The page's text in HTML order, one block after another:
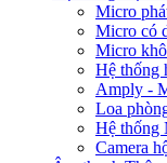
Micro
Micro có
Micro
Hệ thống
Amply -
Loa
Hệ thống
Camera